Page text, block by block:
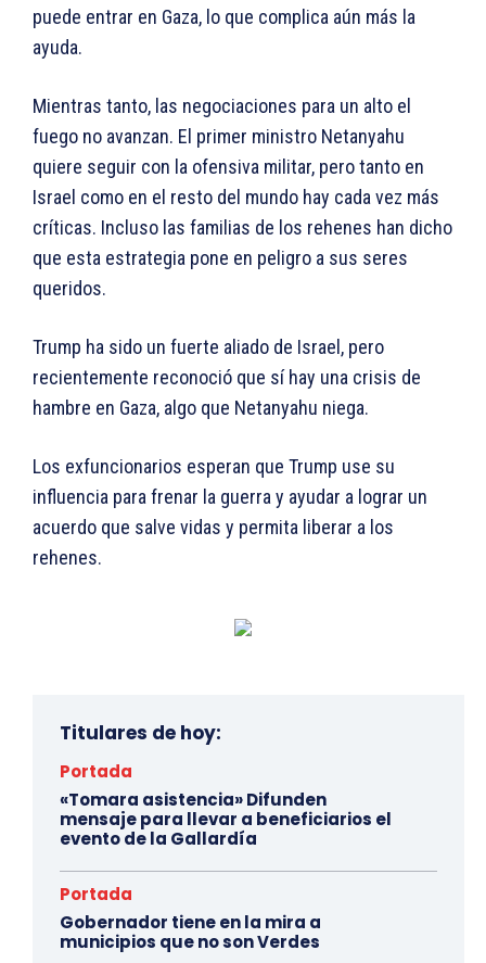
puede entrar en Gaza, lo que complica aún más la
ayuda.
Mientras tanto, las negociaciones para un alto el
fuego no avanzan. El primer ministro Netanyahu
quiere seguir con la ofensiva militar, pero tanto en
Israel como en el resto del mundo hay cada vez más
críticas. Incluso las familias de los rehenes han dicho
que esta estrategia pone en peligro a sus seres
queridos.
Trump ha sido un fuerte aliado de Israel, pero
recientemente reconoció que sí hay una crisis de
hambre en Gaza, algo que Netanyahu niega.
Los exfuncionarios esperan que Trump use su
influencia para frenar la guerra y ayudar a lograr un
acuerdo que salve vidas y permita liberar a los
rehenes.
Titulares de hoy:
Portada
«Tomara asistencia» Difunden
mensaje para llevar a beneficiarios el
evento de la Gallardía
Portada
Gobernador tiene en la mira a
municipios que no son Verdes